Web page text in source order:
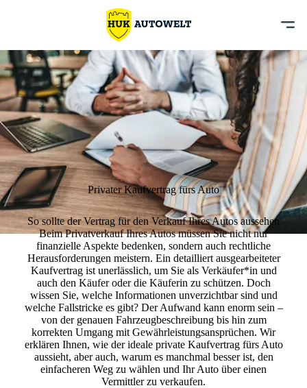
Privater Kaufvertrag fürs Auto
So sollte der Vertrag für den Verkauf Ihres Autos aussehen
Beim Privatverkauf Ihres Autos müssen Sie nicht nur
finanzielle Aspekte bedenken, sondern auch rechtliche
Herausforderungen meistern. Ein detailliert ausgearbeiteter
Kaufvertrag ist unerlässlich, um Sie als Verkäufer*in und
auch den Käufer oder die Käuferin zu schützen. Doch
wissen Sie, welche Informationen unverzichtbar sind und
welche Fallstricke es gibt? Der Aufwand kann enorm sein –
von der genauen Fahrzeugbeschreibung bis hin zum
korrekten Umgang mit Gewährleistungsansprüchen. Wir
erklären Ihnen, wie der ideale private Kaufvertrag fürs Auto
aussieht, aber auch, warum es manchmal besser ist, den
einfacheren Weg zu wählen und Ihr Auto über einen
Vermittler zu verkaufen.